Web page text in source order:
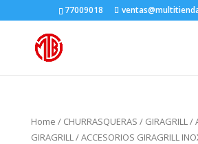
77009018
Home / CHURRASQUERAS / GIRAGRILL/
GIRAGRILL/ACCESORIOS GIRAGRILL